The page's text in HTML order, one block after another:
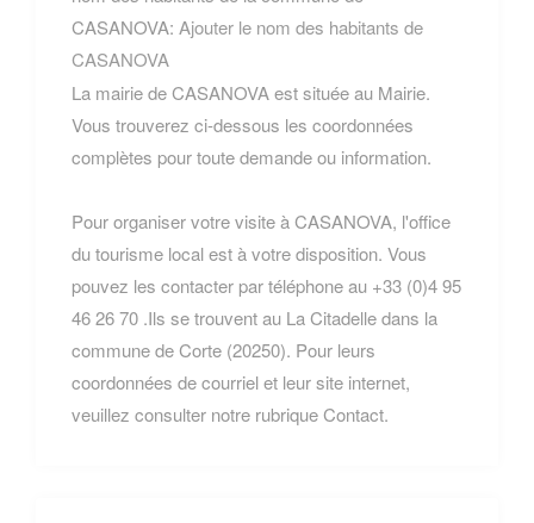
CASANOVA: Ajouter le nom des habitants de
CASANOVA
La mairie de CASANOVA est située au Mairie.
Vous trouverez ci-dessous les coordonnées
complètes pour toute demande ou information.
Pour organiser votre visite à CASANOVA, l'office
du tourisme local est à votre disposition. Vous
pouvez les contacter par téléphone au +33 (0)4 95
46 26 70 .Ils se trouvent au La Citadelle dans la
commune de Corte (20250). Pour leurs
coordonnées de courriel et leur site internet,
veuillez consulter notre rubrique Contact.